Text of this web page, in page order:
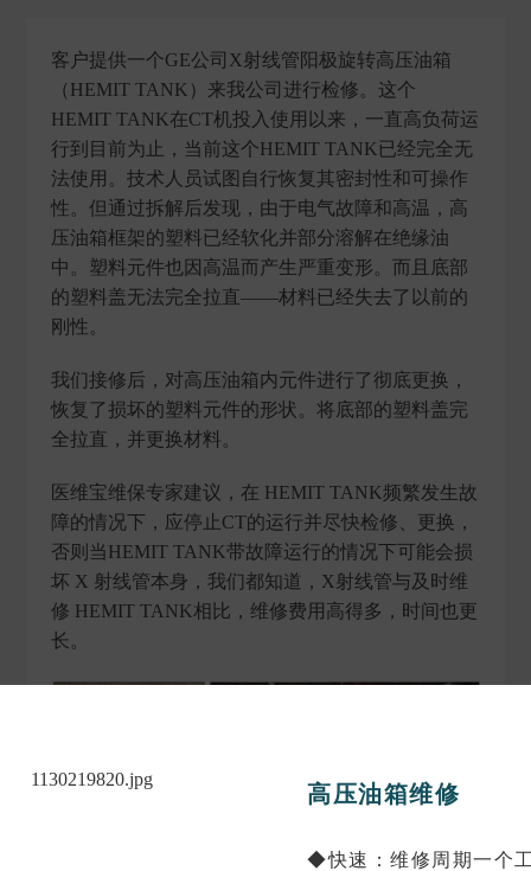
客户提供一个GE公司X射线管阳极旋转高压油箱
（HEMIT TANK）来我公司进行检修。这个
HEMIT TANK在CT机投入使用以来，一直高负荷运
行到目前为止，当前这个HEMIT TANK已经完全无
法使用。技术人员试图自行恢复其密封性和可操作
性。但通过拆解后发现，由于电气故障和高温，高
压油箱框架的塑料已经软化并部分溶解在绝缘油
中。塑料元件也因高温而产生严重变形。而且底部
的塑料盖无法完全拉直——材料已经失去了以前的
刚性。
我们接修后，对高压油箱内元件进行了彻底更换，
恢复了损坏的塑料元件的形状。将底部的塑料盖完
全拉直，并更换材料。
医维宝维保专家建议，在 HEMIT TANK频繁发生故
障的情况下，应停止CT的运行并尽快检修、更换，
否则当HEMIT TANK带故障运行的情况下可能会损
坏 X 射线管本身，我们都知道，X射线管与及时维
修 HEMIT TANK相比，维修费用高得多，时间也更
长。
高压油箱维修
◆快速：维修周期一个